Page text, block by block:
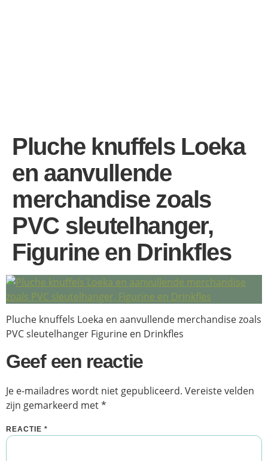
Pluche knuffels Loeka
en aanvullende
merchandise zoals
PVC sleutelhanger,
Figurine en Drinkfles
Pluche knuffels Loeka en aanvullende merchandise zoals
PVC sleutelhanger Figurine en Drinkfles
Geef een reactie
Je e-mailadres wordt niet gepubliceerd. Vereiste velden
zijn gemarkeerd met*
REACTIE *